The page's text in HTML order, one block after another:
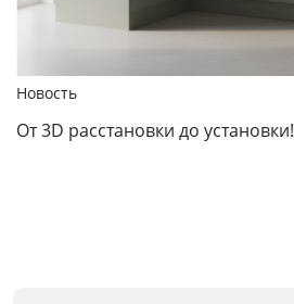
Новость
От 3D расстановки до установки!